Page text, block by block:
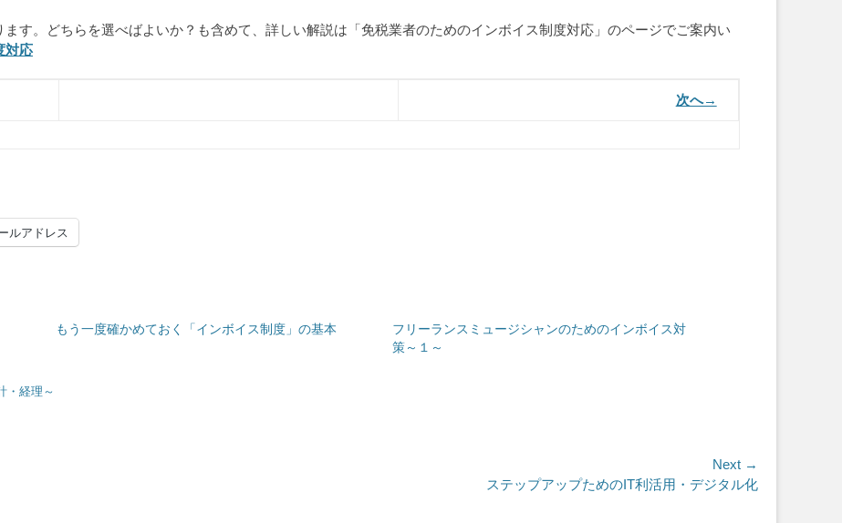
す。どちらを選べばよいか？も含めて、詳しい解説は「免税業者のためのインボイス制度対応」のページでご案内い
対応
次へ→
ルアドレス
もう一度確かめておく「インボイス制度」の基本
フリーランスミュージシャンのためのインボイス対
策～１～
・経理～
Next →
ステップアップためのIT利活用・デジタル化